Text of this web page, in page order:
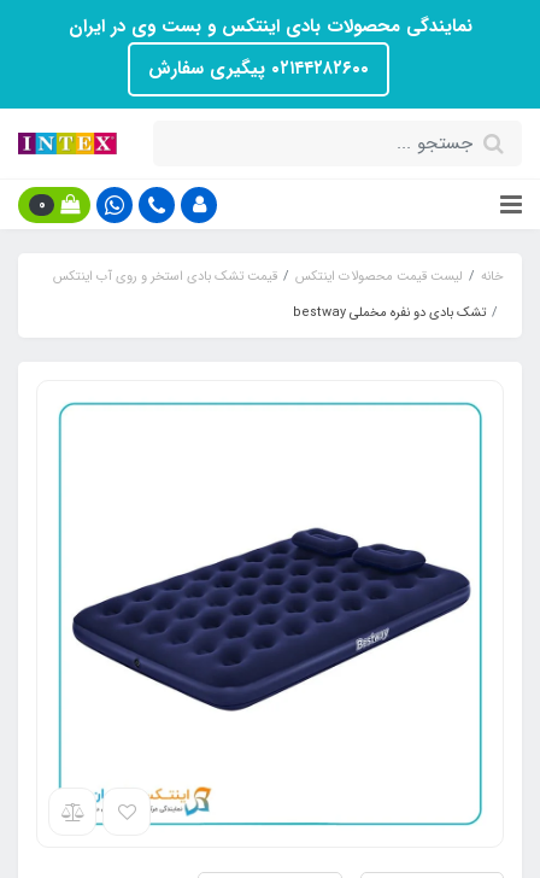
نمایندگی محصولات بادی اینتکس و بست وی در ایران
۰۲۱۴۴۲۸۲۶۰۰ پیگیری سفارش
0
خانه لیست قیمت محصولات اینتکس
قیمت تشک بادی استخر و روی آب اینتکس
تشک بادی دو نفره مخملی bestway